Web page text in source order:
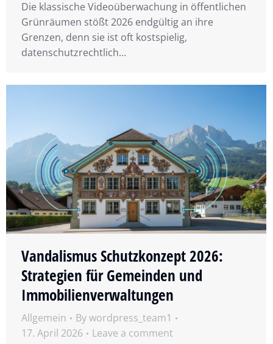
Die klassische Videoüberwachung in öffentlichen
Grünräumen stößt 2026 endgültig an ihre
Grenzen, denn sie ist oft kostspielig,
datenschutzrechtlich…
Vandalismus Schutzkonzept 2026:
Strategien für Gemeinden und
Immobilienverwaltungen
Allgemein Bywordpress_team1
17. April 2026
Leave a comment